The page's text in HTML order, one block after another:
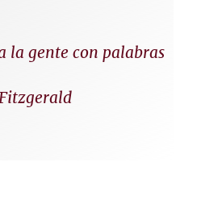
la gente con palabras